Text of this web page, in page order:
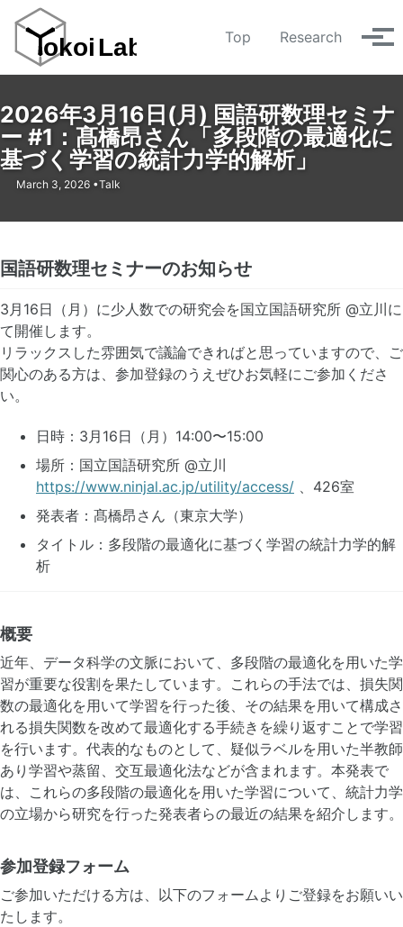
Skip
primary
navigation
Skip
content
Skip
footer
Top Research
メ
ー
2026年3月16日(月) 国語研数理セミナ
ー #1：髙橋昂さん「多段階の最適化に
基づく学習の統計力学的解析」
March 3, 2026 Talk
国語研数理セミナーのお知らせ
3月16日（月）に少人数での研究会を国立国語研究所 @立川に
て開催します。
リラックスした雰囲気で議論できればと思っていますので、ご
関心のある方は、参加登録のうえぜひお気軽にご参加くださ
い。
日時：3月16日（月）14:00〜15:00
場所：国立国語研究所 @立川
https://www.ninjal.ac.jp/utility/access/ 、426室
発表者：髙橋昂さん（東京大学）
タイトル：多段階の最適化に基づく学習の統計力学的解
析
概要
近年、データ科学の文脈において、多段階の最適化を用いた学
習が重要な役割を果たしています。これらの手法では、損失関
数の最適化を用いて学習を行った後、その結果を用いて構成さ
れる損失関数を改めて最適化する手続きを繰り返すことで学習
を行います。代表的なものとして、疑似ラベルを用いた半教師
あり学習や蒸留、交互最適化法などが含まれます。本発表で
は、これらの多段階の最適化を用いた学習について、統計力学
の立場から研究を行った発表者らの最近の結果を紹介します。
参加登録フォーム
ご参加いただける方は、以下のフォームよりご登録をお願いい
たします。